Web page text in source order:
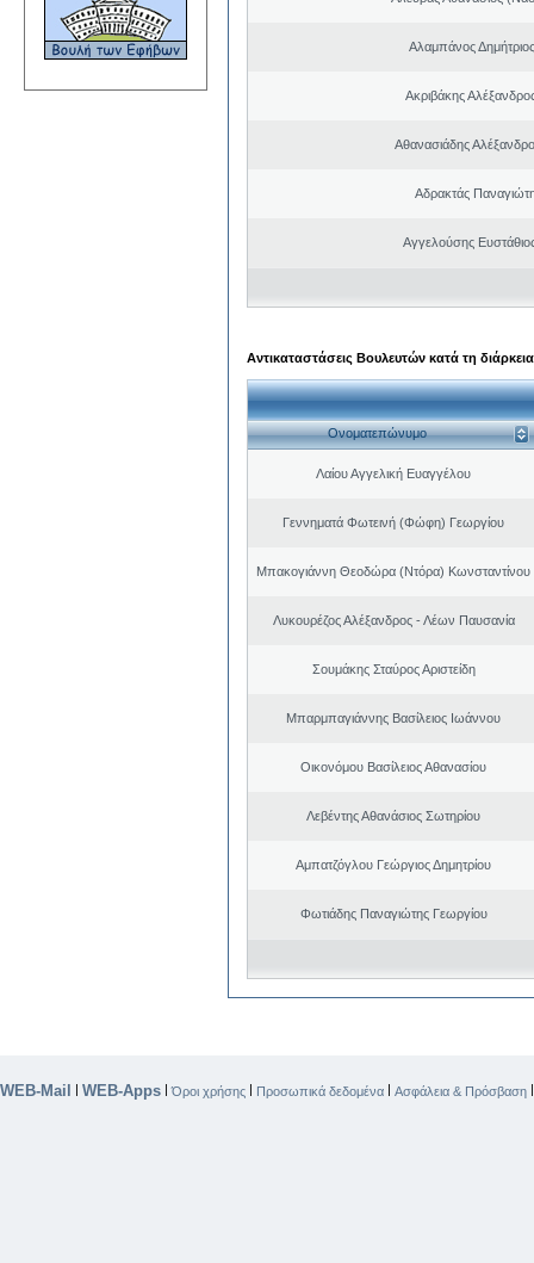
Αλαμπάνος
Ακριβάκης
Αθανασιάδης
Αδρακτάς
Αγγελούσης
Αντικαταστάσεις Βουλευτών κατά τη
Ονοματεπώνυμο
Λαίου Αγγελική Ευαγγέλου
Γεννηματά Φωτεινή (Φώφη) Γεωργίου
Μπακογιάννη Θεοδώρα (Ντόρα) Κωνσταντίνου
Λυκουρέζος Αλέξανδρος - Λέων Παυσανία
Σουμάκης Σταύρος Αριστείδη
Μπαρμπαγιάννης Βασίλειος Ιωάννου
Οικονόμου Βασίλειος Αθανασίου
Λεβέντης Αθανάσιος Σωτηρίου
Αμπατζόγλου Γεώργιος Δημητρίου
Φωτιάδης Παναγιώτης Γεωργίου
WEB-Mail | WEB-Apps |Όροι χρήσης | Προσωπικά δεδομένα | Ασφάλεια & Πρόσβαση